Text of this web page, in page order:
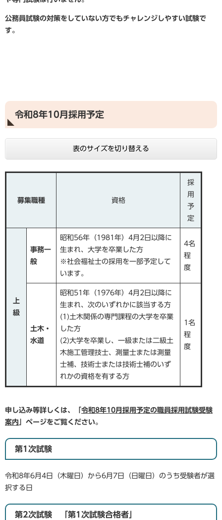
公務員試験の対策をしていない方でもチャレンジしやすい試験で
す。
令和8年10月採用予定
表のサイズを切り替える
募集職種 資格
採
用
予
定
上
級​
事務一
般
昭和56年（1981年）4月2日以降に
生まれ、大学を卒業した方
※社会福祉士の採用を一部予定して
います。
4名
程
度
土木・
水道
昭和51年（1976年）4月2日以降に
生まれ、次のいずれかに該当する方
(1)土木関係の専門課程の大学を卒業
した方
(2)大学を卒業し、一級または二級土
木施工管理技士、測量士または測量
士補、技術士または技術士補のいず
れかの資格を有する方
1名
程
度
申し込み等詳しくは、「 令和8年10月採用予定の職員採用試験受験
案内
」ページをご覧ください。
第1次試験
令和8年6月4日（木曜日）から6月7日（日曜日）のうち受験者が選
択する日
第2次試験 「第1次試験合格者」